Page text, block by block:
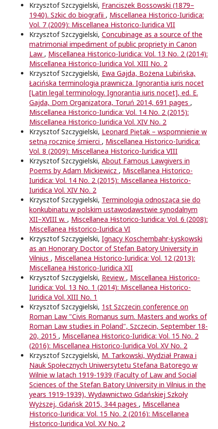
Krzysztof Szczygielski, Franciszek Bossowski (1879–
1940). Szkic do biografii , Miscellanea Historico-Iuridica:
Vol. 7 (2009): Miscellanea Historico-Iuridica VII
Krzysztof Szczygielski, Concubinage as a source of the
matrimonial impediment of public propriety in Canon
Law , Miscellanea Historico-Iuridica: Vol. 13 No. 2 (2014):
Miscellanea Historico-Iuridica Vol. XIII No. 2
Krzysztof Szczygielski, Ewa Gajda, Bożena Lubińska,
Łacińska terminologia prawnicza. Ignorantia iuris nocet
[Latin legal terminology. Ignorantia iuris nocet], ed. E.
Gajda, Dom Organizatora, Toruń 2014, 691 pages ,
Miscellanea Historico-Iuridica: Vol. 14 No. 2 (2015):
Miscellanea Historico-Iuridica Vol. XIV No. 2
Krzysztof Szczygielski, Leonard Piętak – wspomnienie w
setną rocznicę śmierci , Miscellanea Historico-Iuridica:
Vol. 8 (2009): Miscellanea Historico-Iuridica VIII
Krzysztof Szczygielski, About Famous Lawgivers in
Poems by Adam Mickiewicz , Miscellanea Historico-
Iuridica: Vol. 14 No. 2 (2015): Miscellanea Historico-
Iuridica Vol. XIV No. 2
Krzysztof Szczygielski, Terminologia odnosząca się do
konkubinatu w polskim ustawodawstwie synodalnym
XII–XVIII w. , Miscellanea Historico-Iuridica: Vol. 6 (2008):
Miscellanea Historico-Iuridica VI
Krzysztof Szczygielski, Ignacy Koschembahr-Łyskowski
as an Honorary Doctor of Stefan Batory University in
Vilnius , Miscellanea Historico-Iuridica: Vol. 12 (2013):
Miscellanea Historico-Iuridica XII
Krzysztof Szczygielski, Review , Miscellanea Historico-
Iuridica: Vol. 13 No. 1 (2014): Miscellanea Historico-
Iuridica Vol. XIII No. 1
Krzysztof Szczygielski, 1st Szczecin conference on
Roman Law "Civis Romanus sum. Masters and works of
Roman Law studies in Poland", Szczecin, September 18-
20, 2015 , Miscellanea Historico-Iuridica: Vol. 15 No. 2
(2016): Miscellanea Historico-Iuridica Vol. XV No. 2
Krzysztof Szczygielski, M. Tarkowski, Wydział Prawa i
Nauk Społecznych Uniwersytetu Stefana Batorego w
Wilnie w latach 1919-1939 (Faculty of Law and Social
Sciences of the Stefan Batory University in Vilnius in the
years 1919-1939), Wydawnictwo Gdańskiej Szkoły
Wyższej, Gdańsk 2015, 344 pages , Miscellanea
Historico-Iuridica: Vol. 15 No. 2 (2016): Miscellanea
Historico-Iuridica Vol. XV No. 2